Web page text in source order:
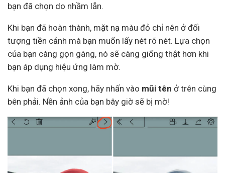
bạn đã chọn do nhầm lẫn.
Khi bạn đã hoàn thành, mặt nạ màu đỏ chỉ nên ở đối
tượng tiền cảnh mà bạn muốn lấy nét rõ nét. Lựa chọn
của bạn càng gọn gàng, nó sẽ càng giống thật hơn khi
bạn áp dụng hiệu ứng làm mờ.
Khi bạn đã chọn xong, hãy nhấn vào mũi tên ở trên cùng
bên phải. Nền ảnh của bạn bây giờ sẽ bị mờ!